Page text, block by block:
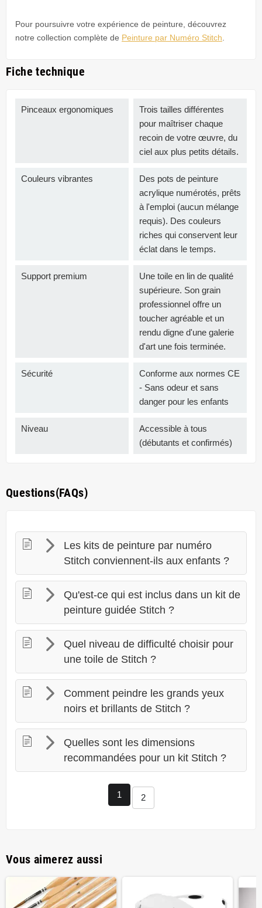
Pour poursuivre votre expérience de peinture, découvrez
notre collection complète de Peinture par Numéro Stitch
Fiche technique
Pinceaux ergonomiques
Trois tailles différentes
pour maîtriser chaque
recoin de votre œuvre, du
ciel aux plus petits détails.
Couleurs vibrantes
Des pots de peinture
acrylique numérotés, prêts
à l'emploi (aucun mélange
requis). Des couleurs
riches qui conservent leur
éclat dans le temps.
Support premium
Une toile en lin de qualité
supérieure. Son grain
professionnel offre un
toucher agréable et un
rendu digne d'une galerie
d'art une fois terminée.
Sécurité
Conforme aux normes CE
- Sans odeur et sans
danger pour les enfants
Niveau
Accessible à tous
(débutants et confirmés)
Questions(FAQs)
Les kits de peinture par numéro
Stitch conviennent-ils aux enfants ?
Qu'est-ce qui est inclus dans un kit de
peinture guidée Stitch ?
Quel niveau de difficulté choisir pour
une toile de Stitch ?
Comment peindre les grands yeux
noirs et brillants de Stitch ?
Quelles sont les dimensions
recommandées pour un kit Stitch ?
1 2
Vous aimerez aussi